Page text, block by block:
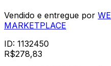
Vendido e entregue por
MARKETPLACE
ID: 1132450
R$278,83